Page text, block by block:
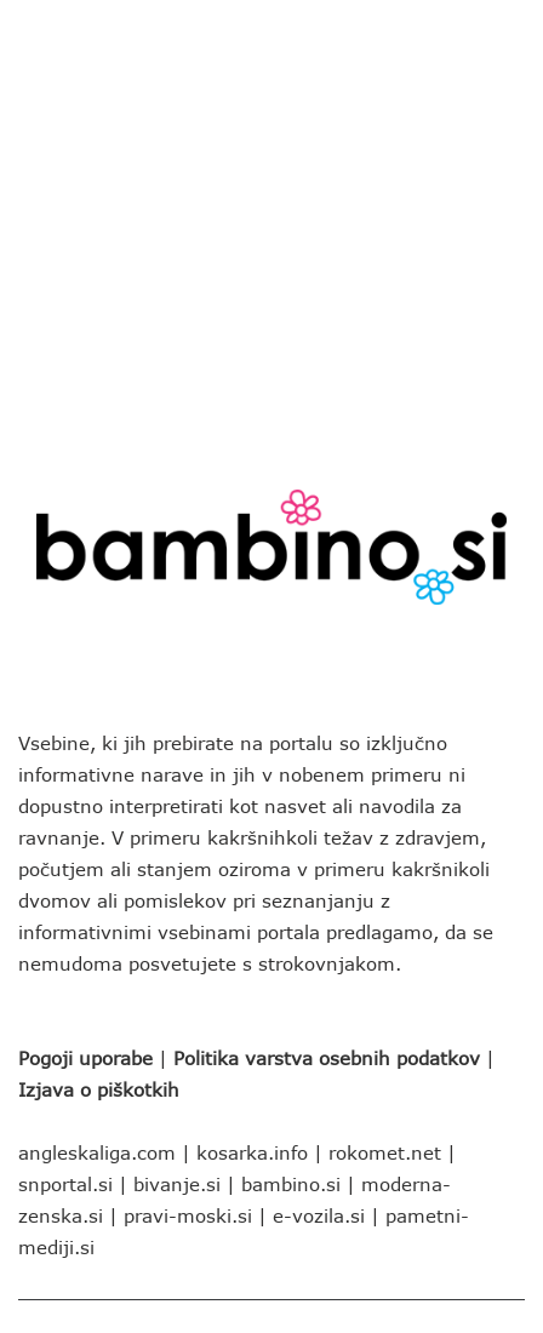
Vsebine, ki jih prebirate na portalu so izključno
informativne narave in jih v nobenem primeru ni
dopustno interpretirati kot nasvet ali navodila za
ravnanje. V primeru kakršnihkoli težav z zdravjem,
počutjem ali stanjem oziroma v primeru kakršnikoli
dvomov ali pomislekov pri seznanjanju z
informativnimi vsebinami portala predlagamo, da se
nemudoma posvetujete s strokovnjakom.
Pogoji uporabe | Politika varstva osebnih podatkov |
Izjava o piškotkih
angleskaliga.com | kosarka.info | rokomet.net |
snportal.si | bivanje.si | bambino.si | moderna-
zenska.si | pravi-moski.si | e-vozila.si | pametni-
mediji.si